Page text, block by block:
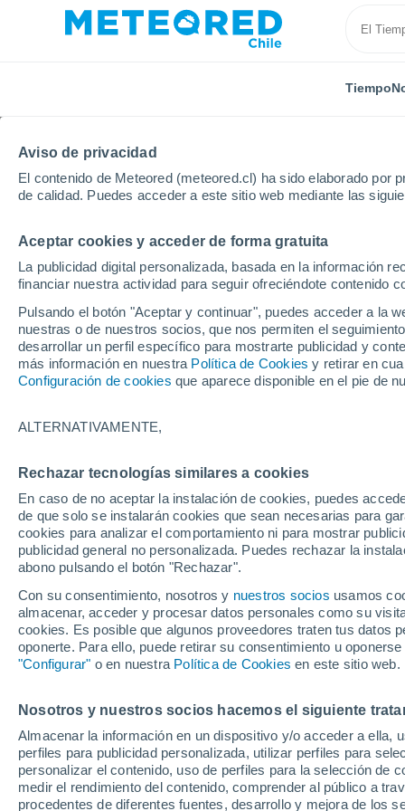
Aviso de privacidad
El contenido de Meteored (meteored.cl) ha sido elaborado por
de calidad. Puedes acceder a este sitio web mediante las
Aceptar cookies y acceder de forma gratuita
La publicidad digital personalizada, basada en la información
financiar nuestra actividad para seguir ofreciéndote contenido
Pulsando el botón "Aceptar y continuar", puedes acceder a la
nuestras o de nuestros socios, que nos permiten el
desarrollar un perfil específico para mostrarte publicidad y
más información en nuestra Política de Cookies y retirar en
Configuración de cookies que aparece disponible en el pie de
ALTERNATIVAMENTE,
Rechazar tecnologías similares a cookies
En caso de no aceptar la instalación de cookies, puedes
de que solo se instalarán cookies que sean necesarias para
cookies para analizar el comportamiento ni para mostrar
publicidad general no personalizada. Puedes rechazar la
abono pulsando el botón "Rechazar".
Con su consentimiento, nosotros y nuestros socios usamos
almacenar, acceder y procesar datos personales como su
cookies. Es posible que algunos proveedores traten tus datos
oponerte. Para ello, puede retirar su consentimiento u
"Configurar" o en nuestra Política de Cookies en este sitio web.
Nosotros y nuestros socios hacemos el siguiente
Almacenar la información en un dispositivo y/o acceder a
perfiles para publicidad personalizada, utilizar perfiles para
personalizar el contenido, uso de perfiles para la selección de
medir el rendimiento del contenido, comprender al público a
procedentes de diferentes fuentes, desarrollo y mejora de los
Tiempo
Inicio Francia Occitania Alto Garona
El Tiempo en
03:02 Sábado
23°
Sensación de 25°
Iluminada:
Última hora
marcarán el fin de semana en la RM
Tiempo 1 - 7 días Actualidad Mapa de temperatura
Hoy
8 Ago
Mañana
9 Ago
60%
Lunes
10 Ago